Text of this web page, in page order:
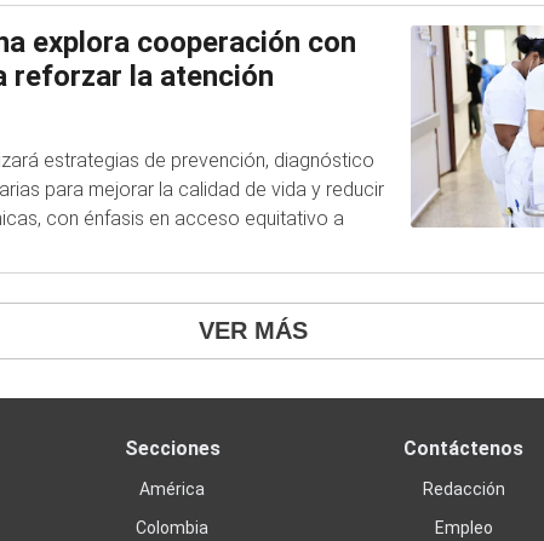
explora cooperación con
reforzar la atención
estrategias de prevención, diagnóstico
para mejorar la calidad de vida y reducir
con énfasis en acceso equitativo a
VER MÁS
Secciones
América
Colombia
Contáctenos
Redacción
Empleo